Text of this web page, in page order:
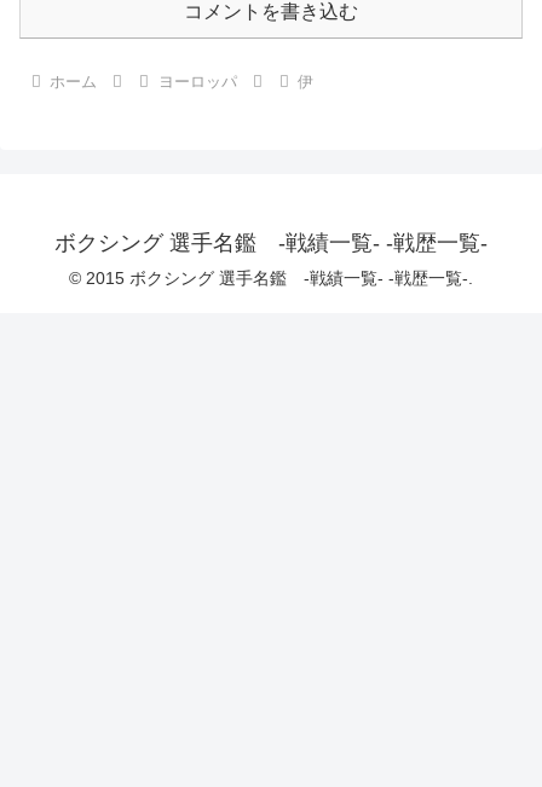
コメントを書き込む
ホーム ヨーロッパ 伊
ボクシング 選手名鑑 -戦績一覧- -戦歴一覧-
© 2015 ボクシング 選手名鑑 -戦績一覧- -戦歴一覧-.